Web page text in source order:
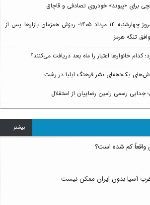
برای «پیوند» خودروی تصادفی و قاچاق
قیمت طلا، سکه و دلار امروز چهارشنبه ۱۴ مرداد ۱۴۰۵؛ ریزش همزمان بازارها پس از
تنگه هرمز
کدام خانوارها اعتبار را ماه بعد دریافت می‌کنند؟
تلاش‌های یک‌دهه‌ای نشر فرهنگ ایلیا در رشت
جدایی رسمی رامین رضاییان از استقلال
بيشتر ...
واقعاً کم شده است؟
آسیا بدون ایران ممکن نیست